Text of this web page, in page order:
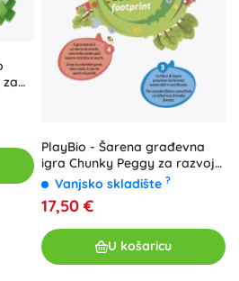
PlayBio - Šarena građevna
igra Chunky Peggy za razvoj
djece
Vanjsko skladište ?
17,50 €
U košaricu